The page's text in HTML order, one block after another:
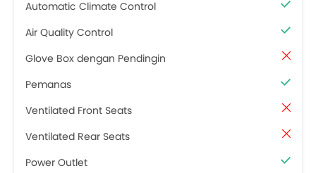
Automatic Climate Control
Air Quality Control
Glove Box dengan Pendingin
Pemanas
Ventilated Front Seats
Ventilated Rear Seats
Power Outlet